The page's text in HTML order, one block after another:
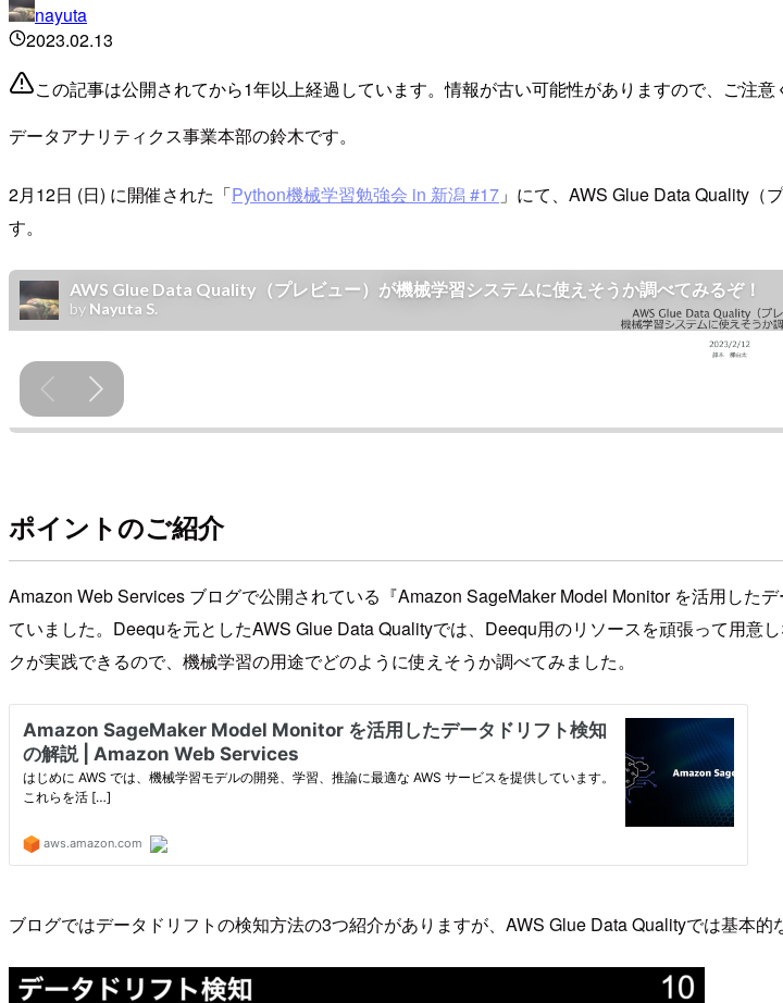
nayuta
2023.02.13
この記事は公開されてから1年以上経過しています。情報が古い可能性がありますので、ご注意
データアナリティクス事業本部の鈴木です。
2月12日 (日) に開催された「Python機械学習勉強会 in 新潟 #17 」にて、AWS Glue Data Quality（
す。
ポイントのご紹介
Amazon Web Services ブログで公開されている『Amazon SageMaker Model Monitor を活用し
ていました。Deequを元としたAWS Glue Data Qualityでは、Deequ用のリソースを頑張って用意
クが実践できるので、機械学習の用途でどのように使えそうか調べてみました。
ブログではデータドリフトの検知方法の3つ紹介がありますが、AWS Glue Data Qualityでは基本的